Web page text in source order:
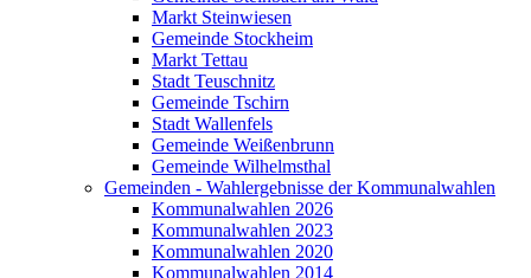
Markt Steinwiesen
Gemeinde Stockheim
Markt Tettau
Stadt Teuschnitz
Gemeinde Tschirn
Stadt Wallenfels
Gemeinde Weißenbrunn
Gemeinde Wilhelmsthal
Gemeinden - Wahlergebnisse der Kommunalwahlen
Kommunalwahlen 2026
Kommunalwahlen 2023
Kommunalwahlen 2020
Kommunalwahlen 2014